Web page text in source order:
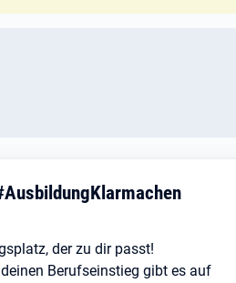
der zu dir passt!
Berufseinstieg gibt es auf